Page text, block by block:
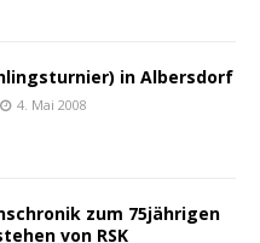
in Albersdorf
4. Mai 2008
zum 75jährigen
von RSK